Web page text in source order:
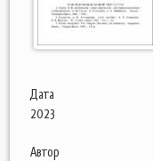
Дата
2023
Автор